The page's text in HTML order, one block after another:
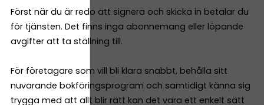
Först när du är redo att signera och skicka in betalar du
för tjänsten. Det finns inga abonnemang eller löpande
avgifter att ta ställning till.
För företagare som vill bli klara snabbt, behålla sitt
nuvarande bokföringsprogram och samtidigt känna sig
trygga med att allt blir rätt kan det vara ett enkelt sätt